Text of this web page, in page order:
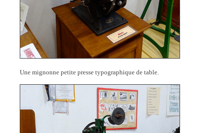
Une mignonne petite presse typographique de table.